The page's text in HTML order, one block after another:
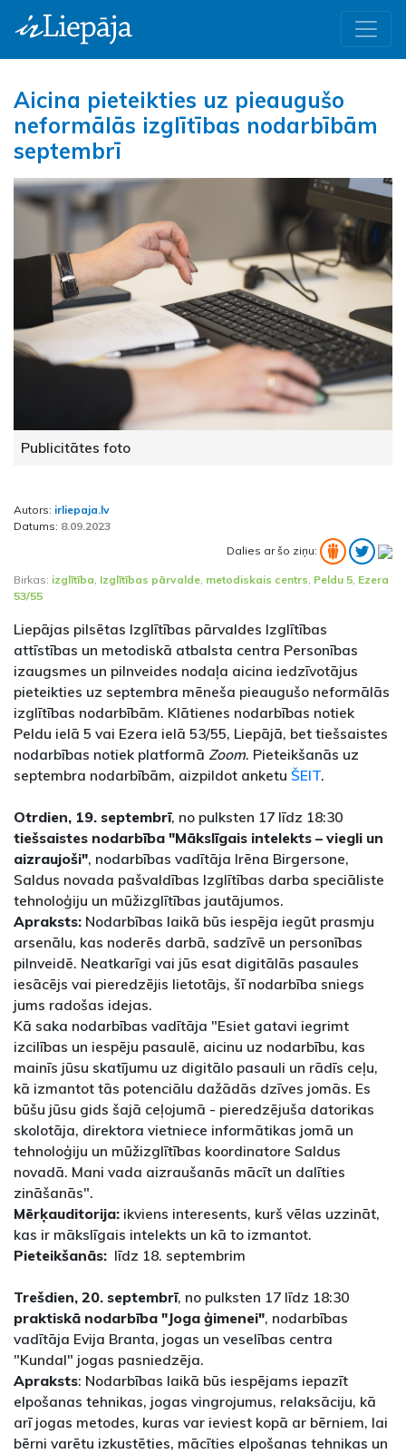
Aicina pieteikties uz pieaugušo
neformālās izglītības nodarbībām
septembrī
Publicitātes foto
Autors: irliepaja.lv
Datums: 8.09.2023
Dalies ar šo ziņu:
Birkas: izglītība, Izglītības pārvalde, metodiskais centrs, Peldu 5, Ezera
53/55
Liepājas pilsētas Izglītības pārvaldes Izglītības
attīstības un metodiskā atbalsta centra Personības
izaugsmes un pilnveides nodaļa aicina iedzīvotājus
pieteikties uz septembra mēneša pieaugušo neformālās
izglītības nodarbībām. Klātienes nodarbības notiek
Peldu ielā 5 vai Ezera ielā 53/55, Liepājā, bet tiešsaistes
nodarbības notiek platformā Zoom. Pieteikšanās uz
septembra nodarbībām, aizpildot anketu ŠEIT.
Otrdien, 19. septembrī, no pulksten 17 līdz 18:30
tiešsaistes nodarbība "Mākslīgais intelekts – viegli un
aizraujoši", nodarbības vadītāja Irēna Birgersone,
Saldus novada pašvaldības Izglītības darba speciāliste
tehnoloģiju un mūžizglītības jautājumos.
Apraksts: Nodarbības laikā būs iespēja iegūt prasmju
arsenālu, kas noderēs darbā, sadzīvē un personības
pilnveidē. Neatkarīgi vai jūs esat digitālās pasaules
iesācējs vai pieredzējis lietotājs, šī nodarbība sniegs
jums radošas idejas.
Kā saka nodarbības vadītāja "Esiet gatavi iegrimt
izcilības un iespēju pasaulē, aicinu uz nodarbību, kas
mainīs jūsu skatījumu uz digitālo pasauli un rādīs ceļu,
kā izmantot tās potenciālu dažādās dzīves jomās. Es
būšu jūsu gids šajā ceļojumā - pieredzējuša datorikas
skolotāja, direktora vietniece informātikas jomā un
tehnoloģiju un mūžizglītības koordinatore Saldus
novadā. Mani vada aizraušanās mācīt un dalīties
zināšanās".
Mērķauditorija: ikviens interesents, kurš vēlas uzzināt,
kas ir mākslīgais intelekts un kā to izmantot.
Pieteikšanās: līdz 18. septembrim
Trešdien, 20. septembrī, no pulksten 17 līdz 18:30
praktiskā nodarbība "Joga ģimenei", nodarbības
vadītāja Evija Branta, jogas un veselības centra
"Kundal" jogas pasniedzēja.
Apraksts: Nodarbības laikā būs iespējams iepazīt
elpošanas tehnikas, jogas vingrojumus, relaksāciju, kā
arī jogas metodes, kuras var ieviest kopā ar bērniem, lai
bērni varētu izkustēties, mācīties elpošanas tehnikas un